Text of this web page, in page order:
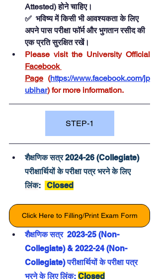
Attested) होने चाहिए।
✅  भविष्य में किसी भी आवश्यकता के लिए
अपने पास परीक्षा फॉर्म और भुगतान रसीद की
एक प्रति सुरक्षित रखें।
Facebook
Page (https://www.facebook.com/jp
ubihar) for more information.
STEP-1
शैक्षणिक सत्र 2024-26 (Collegiate)
परीक्षार्थियों के परीक्षा पत्र भरने के लिए
लिंक: Closed
Click Here to Filling/Print Exam Form
शैक्षणिक सत्र  2023-25 (Non-
Collegiate) & 2022-24 (Non-
Collegiate) परीक्षार्थियों के परीक्षा पत्र
भरने के लिए लिंक: Closed